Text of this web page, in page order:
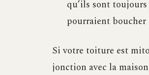
qu’ils sont
pourraient
Si votre toiture est
jonction avec la